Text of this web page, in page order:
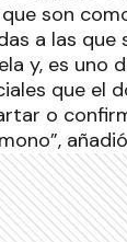
son
a las que
y, es uno
que el
o